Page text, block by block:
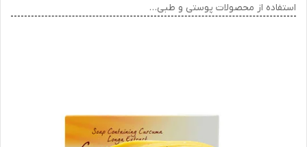
استفاده از محصولات پوستی و طبی…